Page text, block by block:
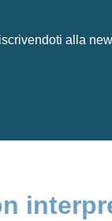
alla